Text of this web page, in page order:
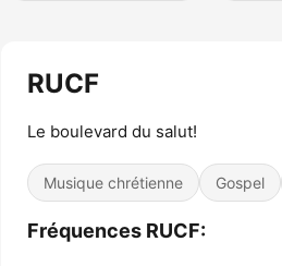
RUCF
Le boulevard du salut!
Musique chrétienne Gospel
Fréquences RUCF: